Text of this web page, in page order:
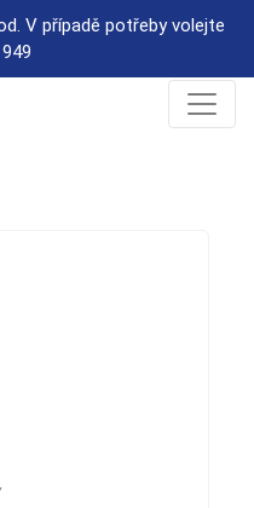
V případě potřeby volejte